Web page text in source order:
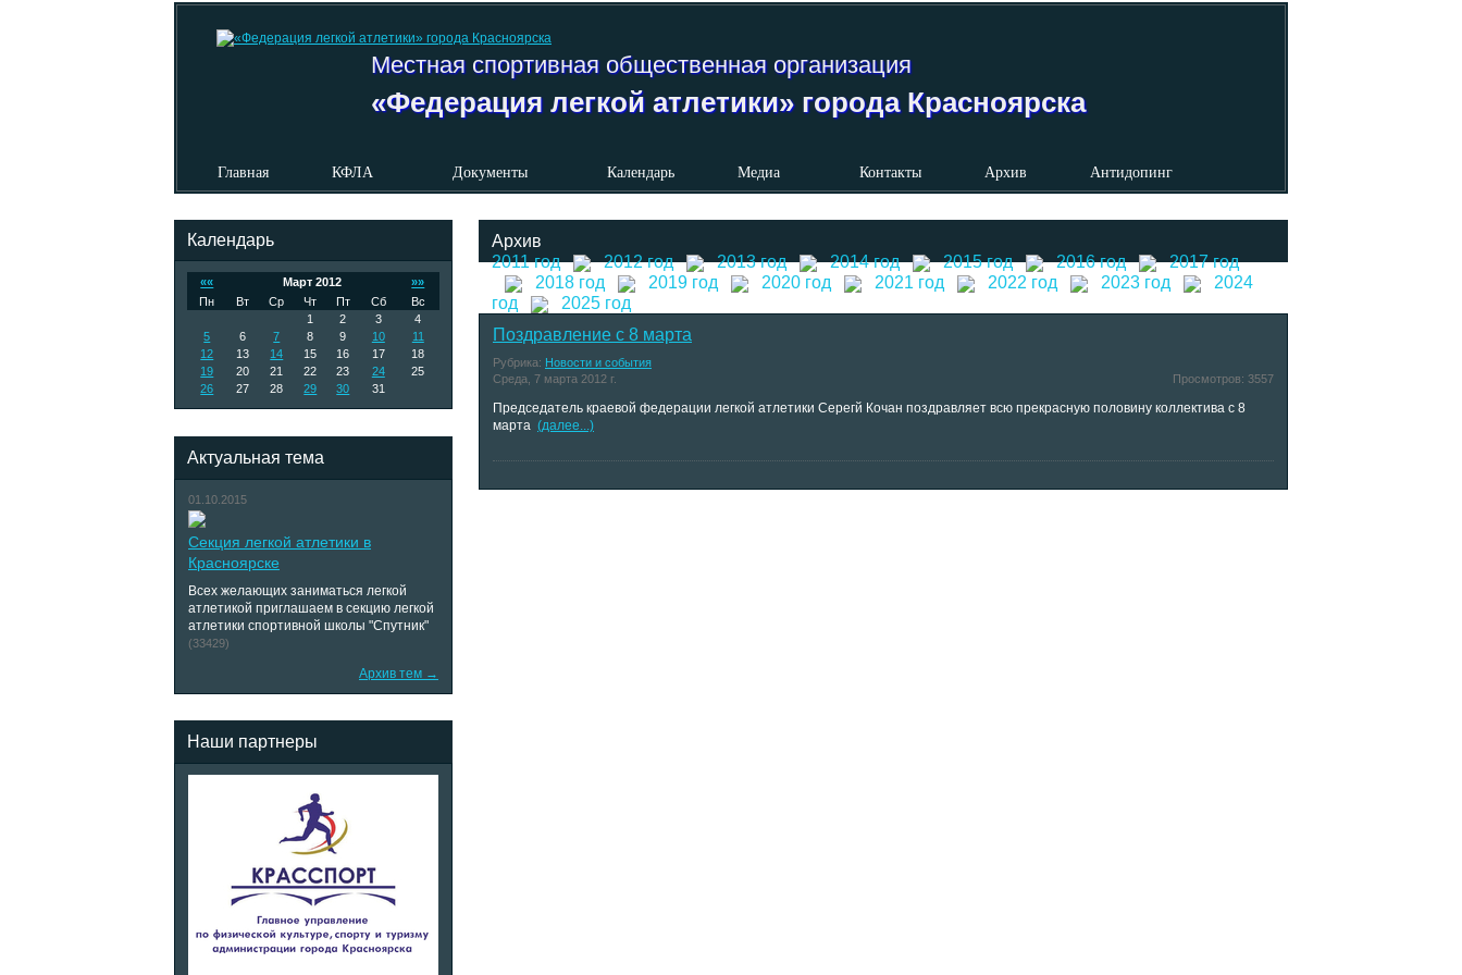
Местная спортивная общественная организация
«Федерация легкой атлетики» города Красноярска
Главная КФЛА Документы Календарь Медиа Контакты Архив Антидопинг
Календарь
«« Март 2012
»»
Пн
Вт Ср Чт Пт Сб
Вс
1
2 3
4
5
6 7 8 9 10
11
12
13 14 15 16 17
18
19
20 21 22 23 24
25
26
27 28 29 30 31
Актуальная тема
01.10.2015
Секция легкой атлетики в
Красноярске
Всех желающих заниматься легкой
атлетикой приглашаем в секцию легкой
атлетики спортивной школы "Спутник"
(33429)
Архив тем →
Наши партнеры
Архив
2011 год
2012 год 2013 год 2014 год 2015 год 2016 год
2017 год
2018 год
2019 год 2020 год 2021 год 2022 год 2023 год
2024
год
2025 год
Поздравление с 8 марта
Рубрика: Новости и события
Среда, 7 марта 2012 г.
Просмотров: 3557
Председатель краевой федерации легкой атлетики Серегй Кочан поздравляет всю прекрасную половину коллектива с 8
марта (далее...)